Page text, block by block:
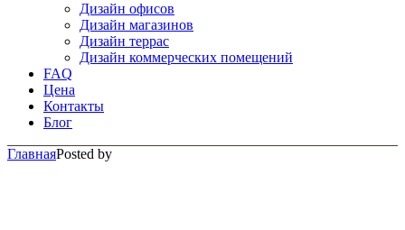
Дизайн офисов
Дизайн магазинов
Дизайн террас
Дизайн коммерческих помещений
FAQ
Цена
Контакты
Блог
ГлавнаяPosted by